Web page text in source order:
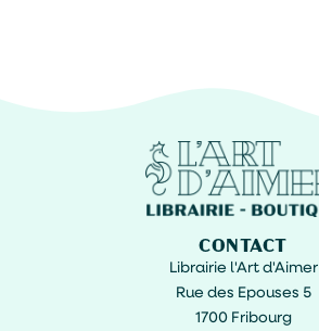
CONTACT
Librairie l'Art d'Aimer
Rue des Epouses 5
1700 Fribourg